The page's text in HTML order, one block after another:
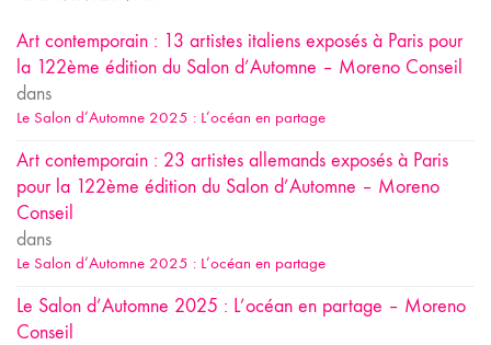
Art contemporain : 13 artistes italiens exposés à Paris pour
la 122ème édition du Salon d’Automne – Moreno Conseil
dans
Le Salon d’Automne 2025 : L’océan en partage
Art contemporain : 23 artistes allemands exposés à Paris
pour la 122ème édition du Salon d’Automne – Moreno
Conseil
dans
Le Salon d’Automne 2025 : L’océan en partage
Le Salon d’Automne 2025 : L’océan en partage – Moreno
Conseil